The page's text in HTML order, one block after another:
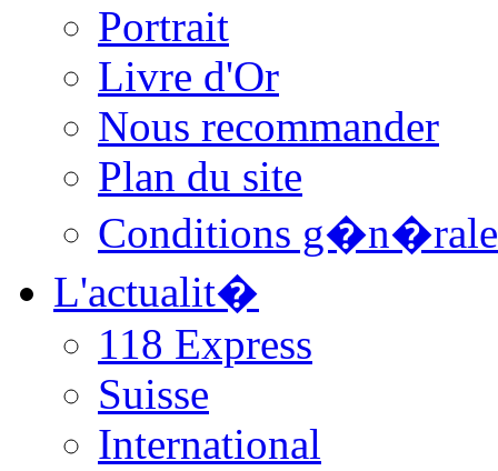
Portrait
Livre d'Or
Nous recommander
Plan du site
Conditions
L'actualit�
118 Express
Suisse
International